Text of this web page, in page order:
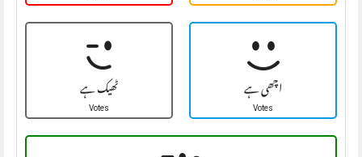
ٹھیک ہے
Votes اچھی ہے
Votes